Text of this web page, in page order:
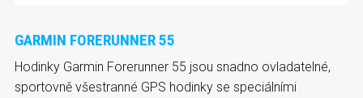
GARMIN FORERUNNER 55
Hodinky Garmin Forerunner 55 jsou snadno ovladatelné,
sportovně všestranné GPS hodinky se speciálními